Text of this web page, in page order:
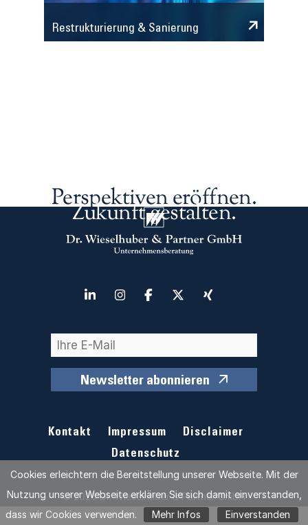
Restrukturierung & Sanierung
Newsletter abonnieren
Kontakt Impressum
Disclaimer
Datenschutz
© 2026 Dr. Wieselhuber & Partner GmbH
Perspektiven eröffnen.
Zukunft gestalten.
Cookies erleichtern die Bereitstellung unserer Webseite. Mit der
Nutzung unserer Webseite erklären Sie sich damit einverstanden,
dass wir Cookies verwenden.
Mehr Infos Einverstanden